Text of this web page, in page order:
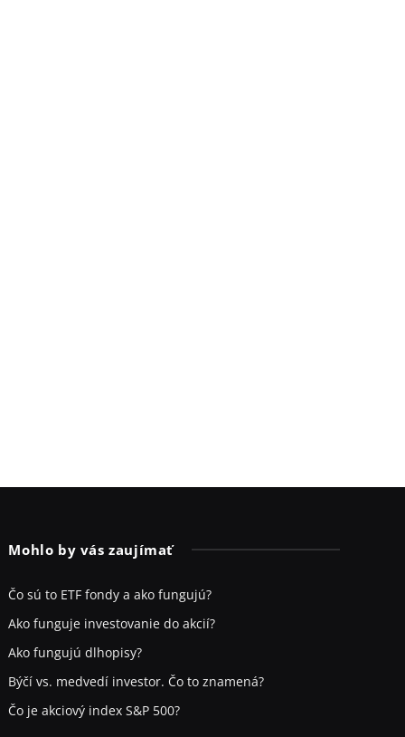
Mohlo by vás zaujímať
Čo sú to ETF fondy a ako fungujú?
Ako funguje investovanie do akcií?
Ako fungujú dlhopisy?
Býčí vs. medvedí investor. Čo to znamená?
Čo je akciový index S&P 500?